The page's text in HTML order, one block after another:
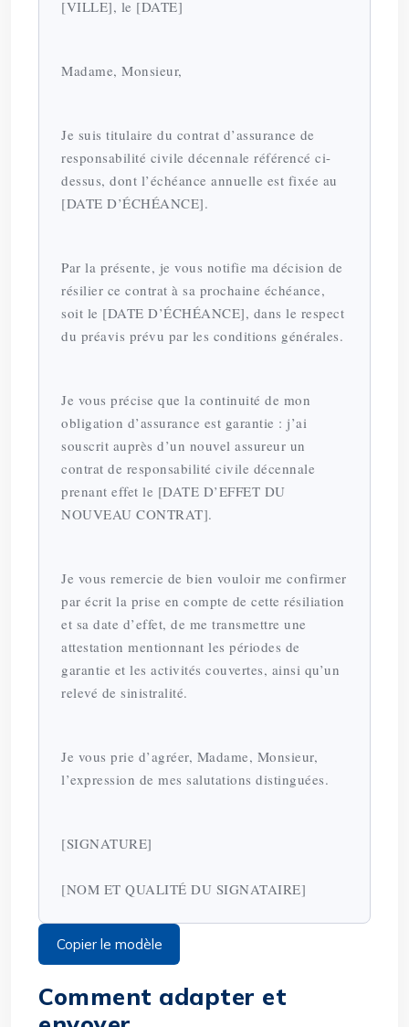
[VILLE], le [DATE]
Madame, Monsieur,
Je suis titulaire du contrat d’assurance de
responsabilité civile décennale référencé ci-
dessus, dont l’échéance annuelle est fixée au
[DATE D’ÉCHÉANCE].
Par la présente, je vous notifie ma décision de
résilier ce contrat à sa prochaine échéance,
soit le [DATE D’ÉCHÉANCE], dans le respect
du préavis prévu par les conditions générales.
Je vous précise que la continuité de mon
obligation d’assurance est garantie : j’ai
souscrit auprès d’un nouvel assureur un
contrat de responsabilité civile décennale
prenant effet le [DATE D’EFFET DU
NOUVEAU CONTRAT].
Je vous remercie de bien vouloir me confirmer
par écrit la prise en compte de cette résiliation
et sa date d’effet, de me transmettre une
attestation mentionnant les périodes de
garantie et les activités couvertes, ainsi qu’un
relevé de sinistralité.
Je vous prie d’agréer, Madame, Monsieur,
l’expression de mes salutations distinguées.
[SIGNATURE]
[NOM ET QUALITÉ DU SIGNATAIRE]
Copier le modèle
Comment adapter et